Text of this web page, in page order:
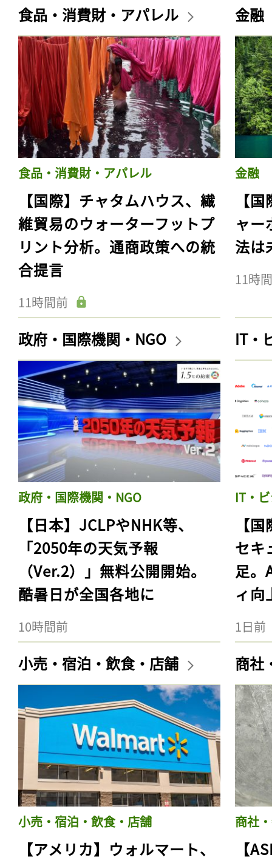
食品・消費財・アパレル
食品・消費財・アパレル
【国際】チャタムハウス、繊
維貿易のウォーターフットプ
リント分析。通商政策への統
合提言
11時間前
金融
金融
【
ャー
法は
11時
政府・国際機関・NGO
政府・国際機関・NGO
【日本】JCLPやNHK等、
「2050年の天気予報
（Ver.2）」無料公開開始。
酷暑日が全国各地に
10時間前
IT・
IT・
【
セキ
足。
ィ向
1日前
小売・宿泊・飲食・店舗
小売・宿泊・飲食・店舗
【アメリカ】ウォルマート、
商社
商社
【